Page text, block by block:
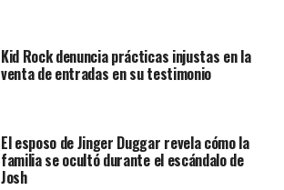
Kid Rock denuncia prácticas injustas en la
venta de entradas en su testimonio
El esposo de Jinger Duggar revela cómo la
familia se ocultó durante el escándalo de
Josh